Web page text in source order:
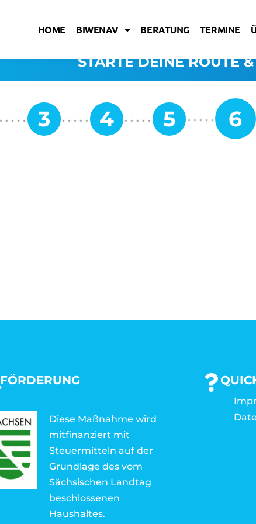
HOME BIWENAV BERATUNG TERMINE
STARTE DEINE ROUTE
FÖRDERUNG
Diese Maßnahme wird
mitfinanziert mit
Steuermitteln auf der
Grundlage des vom
Sächsischen Landtag
beschlossenen
Haushaltes.